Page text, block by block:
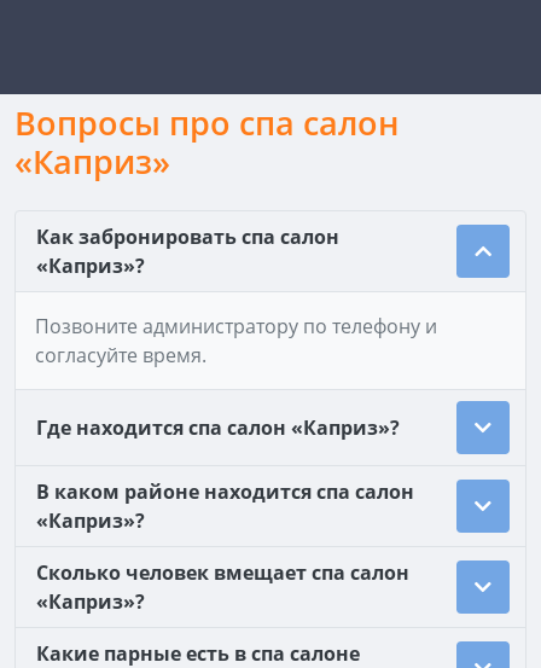
Вопросы про спа салон
«Каприз»
Как забронировать спа салон
«Каприз»?
Позвоните администратору по телефону и
согласуйте время.
Где находится спа салон «Каприз»?
В каком районе находится спа салон
«Каприз»?
Сколько человек вмещает спа салон
«Каприз»?
Какие парные есть в спа салоне